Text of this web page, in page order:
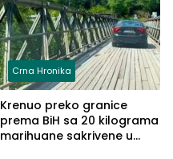
Crna Hronika
Krenuo preko granice
prema BiH sa 20 kilograma
marihuane sakrivene u